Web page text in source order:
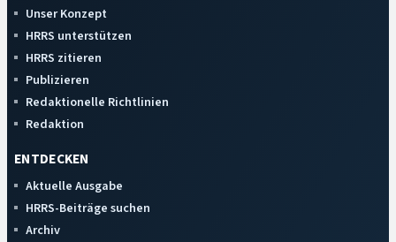
Unser Konzept
HRRS unterstützen
HRRS zitieren
Publizieren
Redaktionelle Richtlinien
Redaktion
ENTDECKEN
Aktuelle Ausgabe
HRRS-Beiträge suchen
Archiv